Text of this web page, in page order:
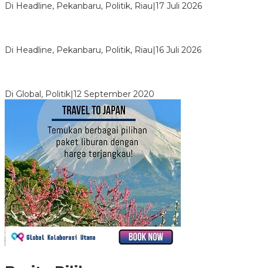
Di Headline, Pekanbaru, Politik, Riau|17 Juli 2026
Di Headline, Pekanbaru, Politik, Riau|16 Juli 2026
Di Global, Politik|12 September 2020